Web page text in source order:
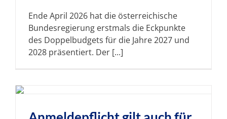
Ende April 2026 hat die österreichische
Bundesregierung erstmals die Eckpunkte
des Doppelbudgets für die Jahre 2027 und
2028 präsentiert. Der [...]